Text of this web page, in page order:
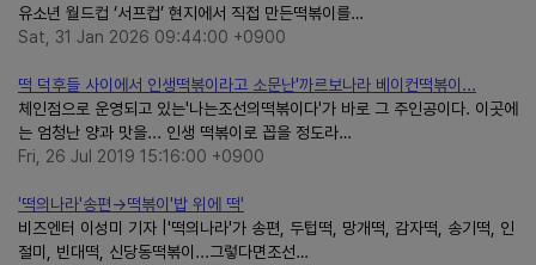
유소년 월드컵 ‘서프컵’ 현지에서 직접 만든떡볶이를…
Sat, 31 Jan 2026 09:44:00 +0900
떡 덕후들 사이에서 인생떡볶이라고 소문난'까르보나라 베이컨떡볶이...
체인점으로 운영되고 있는'나는조선의떡볶이다'가 바로 그 주인공이다. 이곳에
는 엄청난 양과 맛을... 인생 떡볶이로 꼽을 정도라…
Fri, 26 Jul 2019 15:16:00 +0900
'떡의나라'송편→떡볶이'밥 위에 떡'
비즈엔터 이성미 기자 |'떡의나라'가 송편, 두텁떡, 망개떡, 감자떡, 송기떡, 인
절미, 빈대떡, 신당동떡볶이...그렇다면조선…